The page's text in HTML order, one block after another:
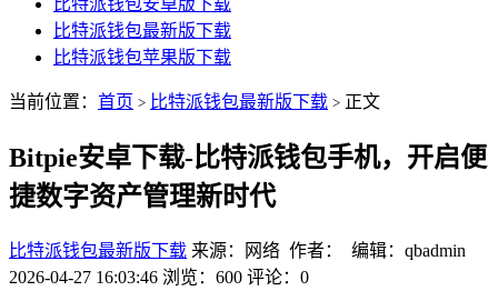
比特派钱包安卓版下载
比特派钱包最新版下载
比特派钱包苹果版下载
当前位置： 首页 > 比特派钱包最新版下载 > 正文
Bitpie安卓下载-比特派钱包手机，开启便
捷数字资产管理新时代
比特派钱包最新版下载 来源：网络 作者： 编辑：qbadmin
2026-04-27 16:03:46 浏览：600 评论：0